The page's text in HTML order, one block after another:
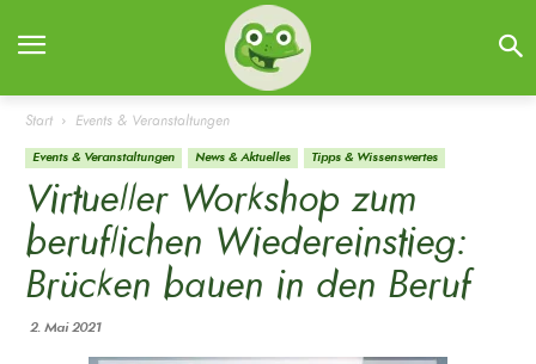
Start Events & Veranstaltungen
Events & Veranstaltungen News & Aktuelles Tipps & Wissenswertes
Virtueller Workshop zum
beruflichen Wiedereinstieg:
Brücken bauen in den Beruf
2. Mai 2021